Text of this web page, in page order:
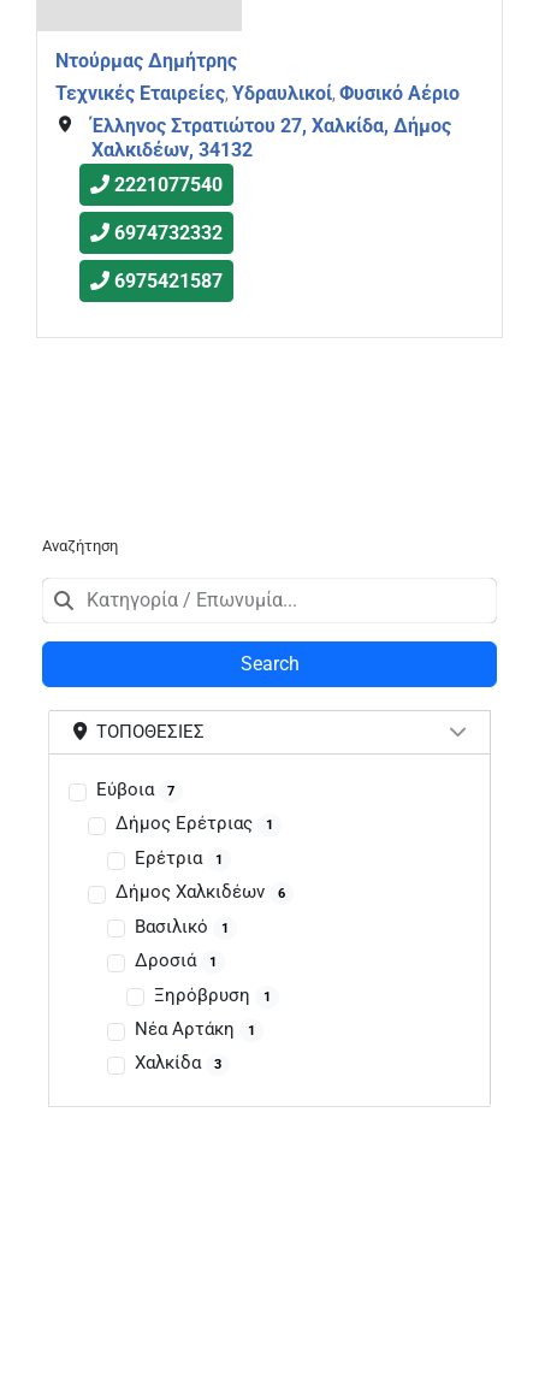
Ντούρμας Δημήτρης
Τεχνικές Εταιρείες, Υδραυλικοί, Φυσικό Αέριο
Έλληνος Στρατιώτου 27, Χαλκίδα, Δήμος
Χαλκιδέων, 34132
2221077540
6974732332
6975421587
Αναζήτηση
Search
ΤΟΠΟΘΕΣΊΕΣ
Εύβοια 7
Δήμος Ερέτριας 1
Ερέτρια 1
Δήμος Χαλκιδέων 6
Βασιλικό 1
Δροσιά 1
Ξηρόβρυση 1
Νέα Αρτάκη 1
Χαλκίδα 3